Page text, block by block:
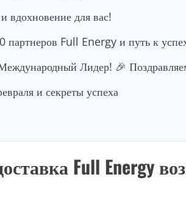
для вас!
Full Energy и путь к
Лидер! 🎉
и секреты успеха
Full Energy